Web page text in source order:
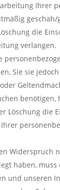
Ihrer
geschah/
die
verlangen.
Sie sie
benötigen,
Löschung die
Widerspruch
haben,
und unseren